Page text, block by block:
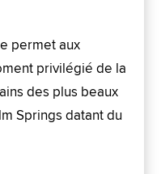
permet aux
privilégié de la
des plus beaux
Springs datant du